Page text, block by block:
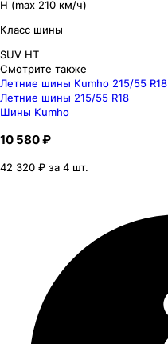
H (max 210 км/ч)
Класс шины
SUV HT
Смотрите также
Летние шины Kumho 215/55 R18
Летние шины 215/55 R18
Шины Kumho
10 580 ₽
42 320 ₽ за 4 шт.